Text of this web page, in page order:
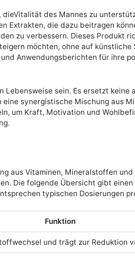
des Mannes zu
Extrakten, die dazu beitragen
zu verbessern. Dieses Produkt
möchten, ohne auf künstliche
Anwendungsberichten für ihre
sein. Es ersetzt keine
synergistische Mischung aus
um Kraft, Motivation und
aus Vitaminen, Mineralstoffen
Die folgende Übersicht gibt
typischen Dosierungen
Funktion
und trägt zur Reduktion